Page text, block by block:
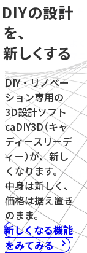
サポート
よ
マ
旧
ニュース
お問い合
学校・教育機関向
DIYの設計
を、
新しくする
DIY・リノベー
ション専用の
3D設計ソフト
caDIY3D（キャ
ディースリーデ
ィー）が、新し
くなります。
中身は新しく、
価格は据え置き
のまま。
新しくなる機能
をみてみる